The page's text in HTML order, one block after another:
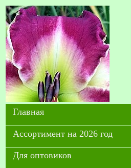
Главная
Ассортимент на 2026 год
Для оптовиков